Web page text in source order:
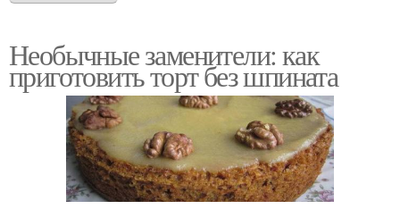
Необычные заменители: как
приготовить торт без шпината